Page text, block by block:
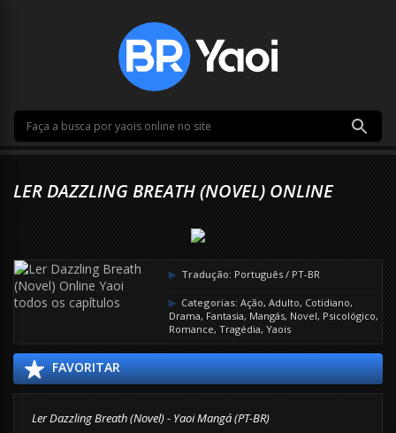
LER DAZZLING BREATH (NOVEL) ONLINE
Tradução: Português / PT-BR
Categorias: Ação, Adulto, Cotidiano,
Drama, Fantasia, Mangás, Novel, Psicológico,
Romance, Tragédia, Yaois
FAVORITAR
Ler Dazzling Breath (Novel) - Yaoi Mangá (PT-BR)